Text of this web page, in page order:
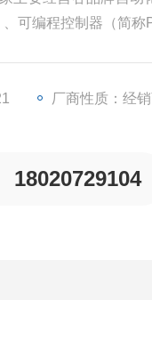
可编程控制器（简
厂商性质：经
18020729104